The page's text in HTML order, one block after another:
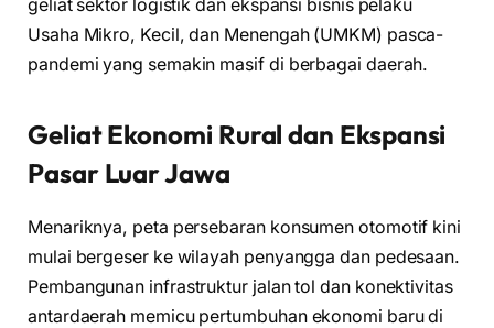
geliat sektor logistik dan ekspansi bisnis pelaku
Usaha Mikro, Kecil, dan Menengah (UMKM) pasca-
pandemi yang semakin masif di berbagai daerah.
Geliat Ekonomi Rural dan Ekspansi
Pasar Luar Jawa
Menariknya, peta persebaran konsumen otomotif kini
mulai bergeser ke wilayah penyangga dan pedesaan.
Pembangunan infrastruktur jalan tol dan konektivitas
antardaerah memicu pertumbuhan ekonomi baru di